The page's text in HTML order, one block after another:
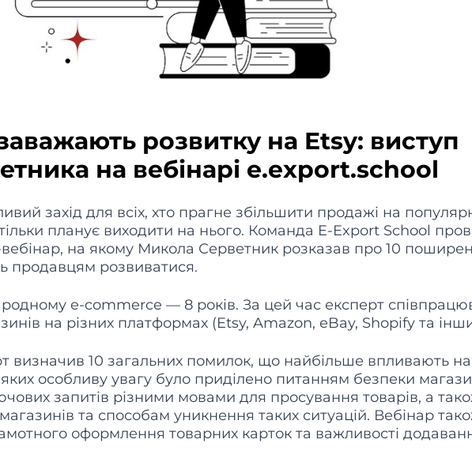
розвитку на Etsy: виступ
на вебінарі e.export.school
захід для всіх, хто прагне збільшити продажі на
планує виходити на нього. Команда E-Export School
на якому Микола Серветник розказав про 10
продавцям розвиватися.
e-commerce — 8 років. За цей час експерт
на різних платформах (Etsy, Amazon, eBay, Shopify та
визначив 10 загальних помилок, що найбільше впливають на
особливу увагу було приділено питанням безпеки
запитів різними мовами для просування товарів, а
та способам уникнення таких ситуацій. Вебінар
оформлення товарних карток та важливості